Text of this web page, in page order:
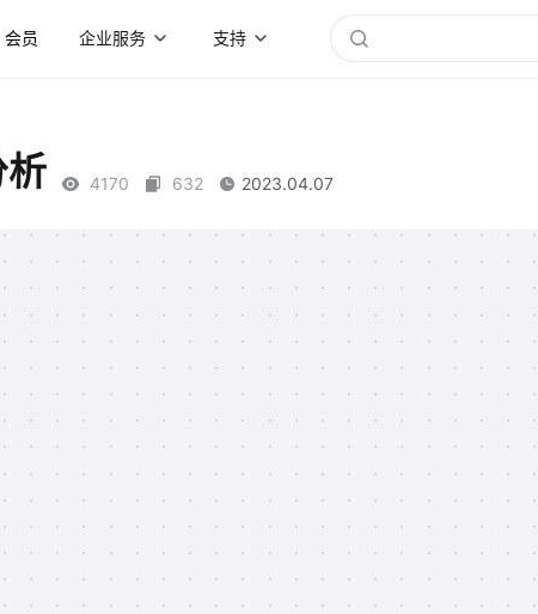
会员 企业服务 支持
4170 632 2023.04.07